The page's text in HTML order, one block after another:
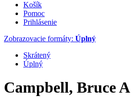
Košík
Pomoc
Prihlásenie
Zobrazovacie formáty: Úplný
Skrátený
Úplný
Campbell, Bruce A